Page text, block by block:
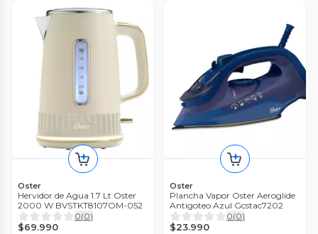
Oster
Hervidor de Agua 1.7 Lt Oster
2000 W BVSTKT8107OM-052
0(0)
$69.990
Oster
Plancha Vapor Oster Aeroglide
Antigoteo Azul Gcstac7202
0(0)
$23.990